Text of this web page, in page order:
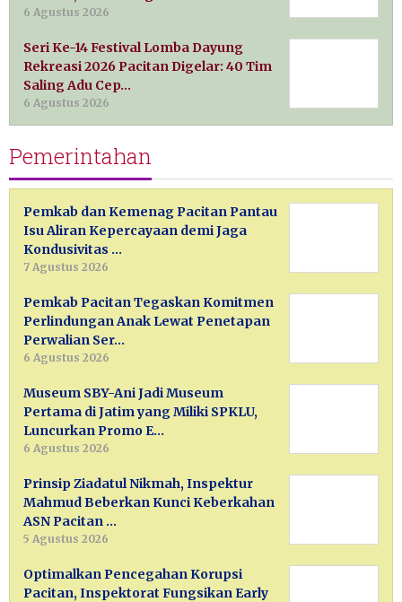
6 Agustus 2026
Seri Ke-14 Festival Lomba Dayung
Rekreasi 2026 Pacitan Digelar: 40 Tim
Saling Adu Cep…
6 Agustus 2026
Pemerintahan
Pemkab dan Kemenag Pacitan Pantau
Isu Aliran Kepercayaan demi Jaga
Kondusivitas …
7 Agustus 2026
Pemkab Pacitan Tegaskan Komitmen
Perlindungan Anak Lewat Penetapan
Perwalian Ser…
6 Agustus 2026
Museum SBY-Ani Jadi Museum
Pertama di Jatim yang Miliki SPKLU,
Luncurkan Promo E…
6 Agustus 2026
Prinsip Ziadatul Nikmah, Inspektur
Mahmud Beberkan Kunci Keberkahan
ASN Pacitan …
5 Agustus 2026
Optimalkan Pencegahan Korupsi
Pacitan, Inspektorat Fungsikan Early